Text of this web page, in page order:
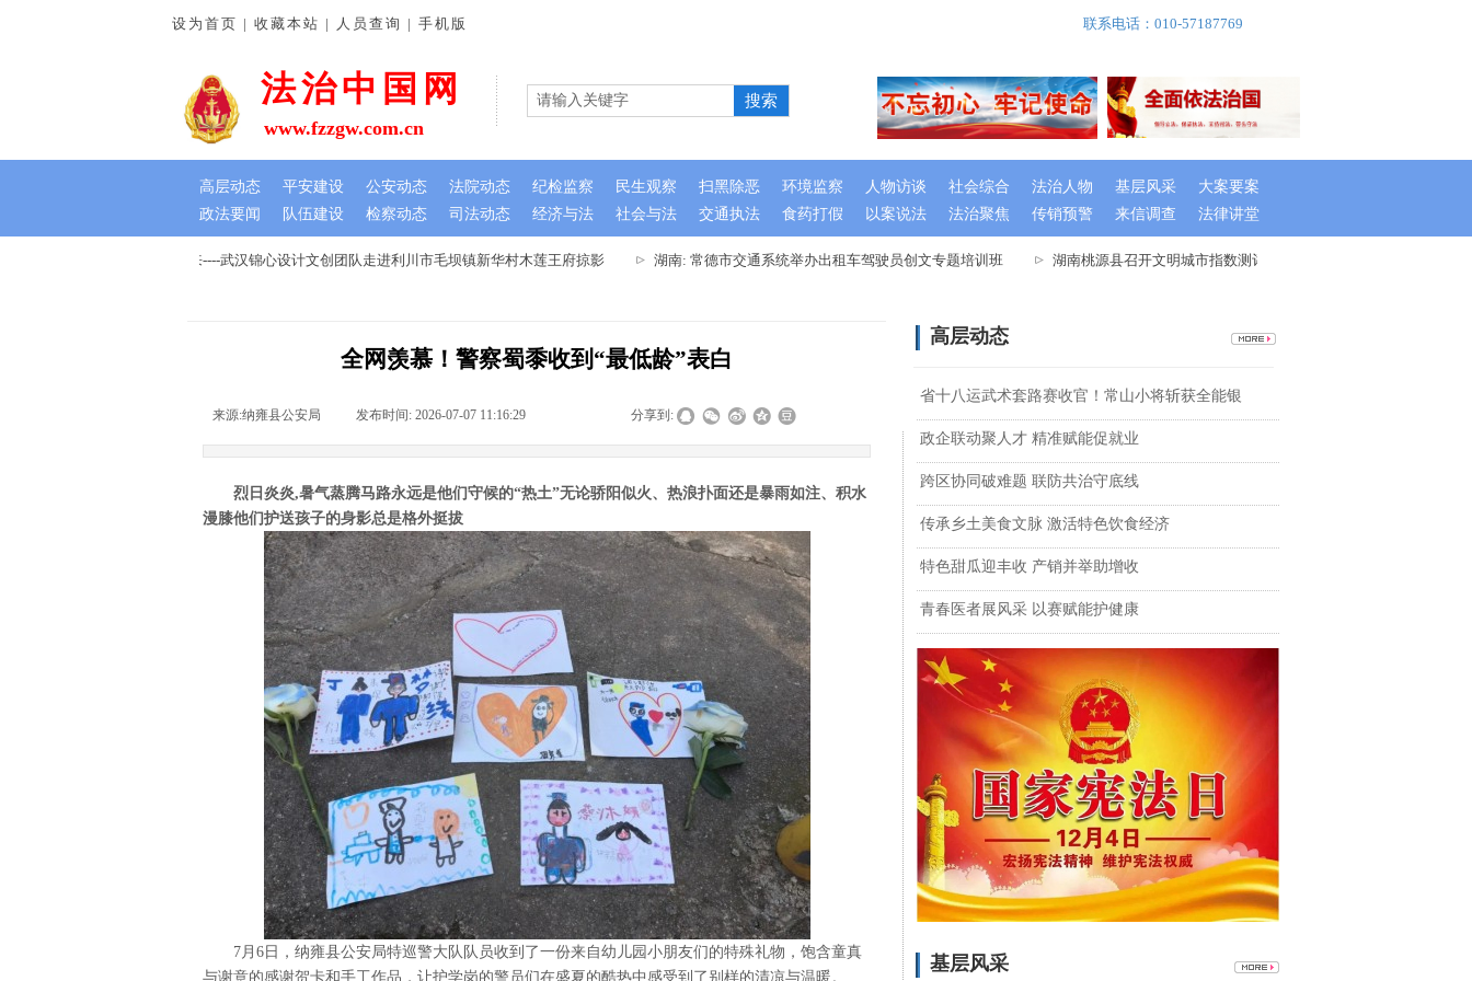
，我在千年木莲王树下等你来----武汉锦心设计文创团队走进利川市毛坝镇新华村木莲王府掠影 湖南: 常德市交通系统举办出租车驾驶员创文专题培训班 湖南桃源县召开文明城市指数测评迎检工作大会
法治中国网
政法要闻 队伍建设 检察动态 司法动态 经济与法 社会与法 交通执法 食药打假 以案说法 法治聚焦 传销预警 来信调查 法律讲堂
设为首页 | 收藏本站 | 人员查询 | 手机版 联系电话：010-57187769
搜索
www.fzzgw.com.cn
高层动态 平安建设 公安动态 法院动态 纪检监察 民生观察 扫黑除恶 环境监察 人物访谈 社会综合 法治人物 基层风采 大案要案
高层动态
全网羡慕！警察蜀黍收到“最低龄”表白
来源:纳雍县公安局 发布时间: 2026-07-07 11:16:29 分享到:
烈日炎炎,暑气蒸腾马路永远是他们守候的“热土”无论骄阳似火、热浪扑面还是暴雨如注、积水
漫膝他们护送孩子的身影总是格外挺拔
7月6日，纳雍县公安局特巡警大队队员收到了一份来自幼儿园小朋友们的特殊礼物，饱含童真
与谢意的感谢贺卡和手工作品，让护学岗的警员们在盛夏的酷热中感受到了别样的清凉与温暖。
省十八运武术套路赛收官！常山小将斩获全能银
政企联动聚人才 精准赋能促就业
跨区协同破难题 联防共治守底线
传承乡土美食文脉 激活特色饮食经济
特色甜瓜迎丰收 产销并举助增收
青春医者展风采 以赛赋能护健康
基层风采